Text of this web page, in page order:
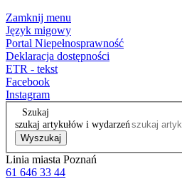
Zamknij menu
Język migowy
Portal Niepełnosprawność
Deklaracja dostępności
ETR - tekst
Facebook
Instagram
Szukaj
szukaj artykułów i wydarzeń
Wyszukaj
Linia miasta Poznań
61 646 33 44